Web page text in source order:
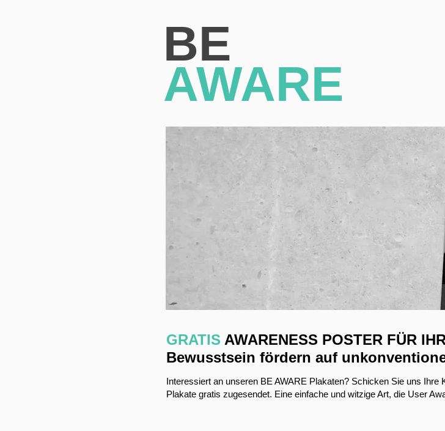
BE
AWARE
GRATIS AWARENESS POSTER FÜR
Bewusstsein fördern auf
Interessiert an unseren BE AWARE Plakaten? Schicken Sie uns Ihre
Plakate gratis zugesendet. Eine einfache und witzige Art, die User